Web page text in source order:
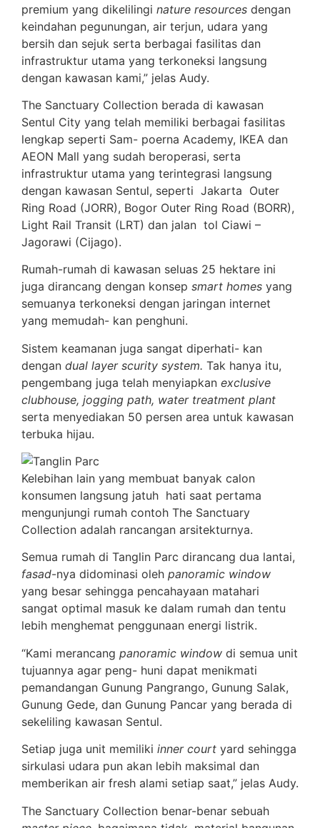
premium yang dikelilingi nature resources dengan
keindahan pegunungan, air terjun, udara yang
bersih dan sejuk serta berbagai fasilitas dan
infrastruktur utama yang terkoneksi langsung
dengan kawasan kami,” jelas Audy.
The Sanctuary Collection berada di kawasan
Sentul City yang telah memiliki berbagai fasilitas
lengkap seperti Sam- poerna Academy, IKEA dan
AEON Mall yang sudah beroperasi, serta
infrastruktur utama yang terintegrasi langsung
dengan kawasan Sentul, seperti Jakarta Outer
Ring Road (JORR), Bogor Outer Ring Road (BORR),
Light Rail Transit (LRT) dan jalan tol Ciawi –
Jagorawi (Cijago).
Rumah-rumah di kawasan seluas 25 hektare ini
juga dirancang dengan konsep smart homes yang
semuanya terkoneksi dengan jaringan internet
yang memudah- kan penghuni.
Sistem keamanan juga sangat diperhati- kan
dengan dual layer scurity system. Tak hanya itu,
pengembang juga telah menyiapkan exclusive
clubhouse, jogging path, water treatment plant
serta menyediakan 50 persen area untuk kawasan
terbuka hijau.
Kelebihan lain yang membuat banyak calon
konsumen langsung jatuh hati saat pertama
mengunjungi rumah contoh The Sanctuary
Collection adalah rancangan arsitekturnya.
Semua rumah di Tanglin Parc dirancang dua lantai,
fasad-nya didominasi oleh panoramic window
yang besar sehingga pencahayaan matahari
sangat optimal masuk ke dalam rumah dan tentu
lebih menghemat penggunaan energi listrik.
“Kami merancang panoramic window di semua unit
tujuannya agar peng- huni dapat menikmati
pemandangan Gunung Pangrango, Gunung Salak,
Gunung Gede, dan Gunung Pancar yang berada di
sekeliling kawasan Sentul.
Setiap juga unit memiliki inner court yard sehingga
sirkulasi udara pun akan lebih maksimal dan
memberikan air fresh alami setiap saat,” jelas Audy.
The Sanctuary Collection benar-benar sebuah